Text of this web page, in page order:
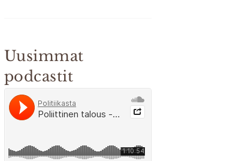
Uusimmat
podcastit